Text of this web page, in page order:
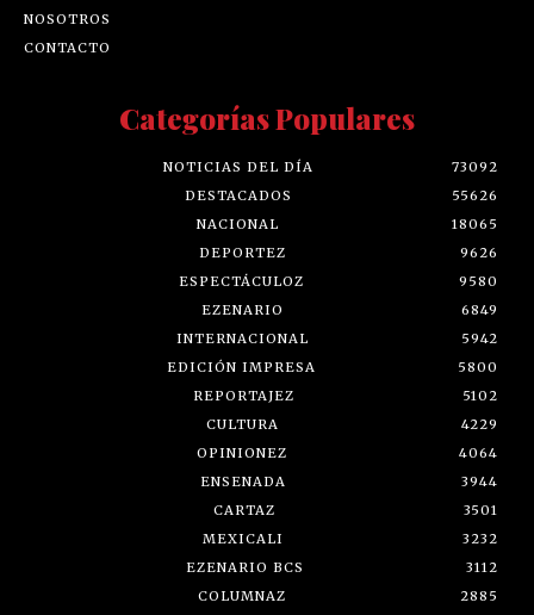
NOSOTROS
CONTACTO
Categorías Populares
NOTICIAS DEL DÍA
73092
DESTACADOS
55626
NACIONAL
18065
DEPORTEZ
9626
ESPECTÁCULOZ
9580
EZENARIO
6849
INTERNACIONAL
5942
EDICIÓN IMPRESA
5800
REPORTAJEZ
5102
CULTURA
4229
OPINIONEZ
4064
ENSENADA
3944
CARTAZ
3501
MEXICALI
3232
EZENARIO BCS
3112
COLUMNAZ
2885